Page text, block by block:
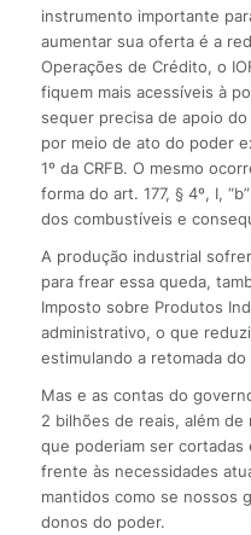
instrumento importante
aumentar sua oferta é a
Operações de Crédito, o
fiquem mais acessíveis à
sequer precisa de apoio
por meio de ato do poder
1º da CRFB. O mesmo
forma do art. 177, § 4º, I,
dos combustíveis e
A produção industrial
para frear essa queda,
Imposto sobre Produtos
administrativo, o que
estimulando a retomada do
Mas e as contas do
2 bilhões de reais, além
que poderiam ser
frente às necessidades
mantidos como se nossos
donos do poder.